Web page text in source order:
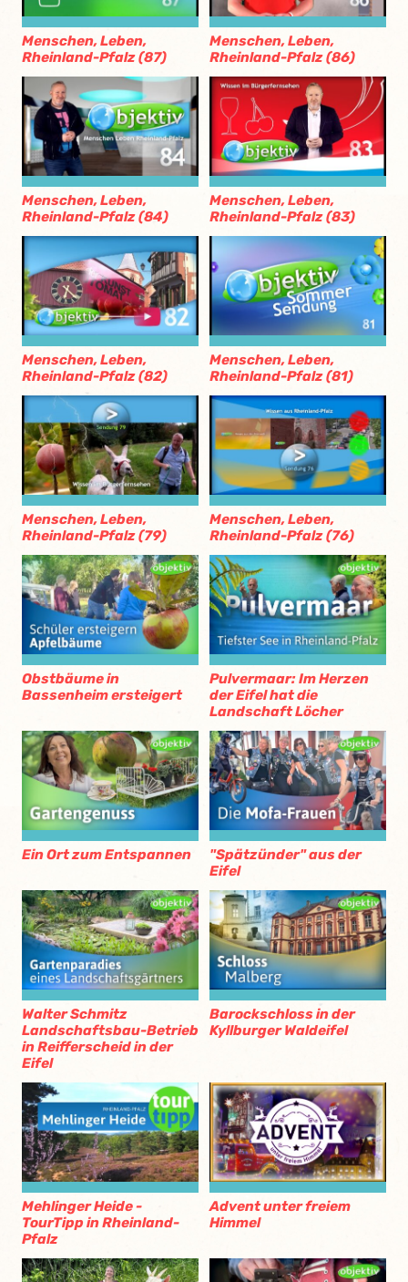
Menschen, Leben,
Rheinland-Pfalz (87)
Menschen, Leben,
Rheinland-Pfalz (86)
Menschen, Leben,
Rheinland-Pfalz (84)
Menschen, Leben,
Rheinland-Pfalz (83)
Menschen, Leben,
Rheinland-Pfalz (82)
Menschen, Leben,
Rheinland-Pfalz (81)
Menschen, Leben,
Rheinland-Pfalz (79)
Menschen, Leben,
Rheinland-Pfalz (76)
Obstbäume in
Bassenheim ersteigert
Pulvermaar: Im Herzen
der Eifel hat die
Landschaft Löcher
Ein Ort zum Entspannen
"Spätzünder" aus der
Eifel
Walter Schmitz
Landschaftsbau-Betrieb
in Reifferscheid in der
Eifel
Barockschloss in der
Kyllburger Waldeifel
Mehlinger Heide -
TourTipp in Rheinland-
Pfalz
Advent unter freiem
Himmel